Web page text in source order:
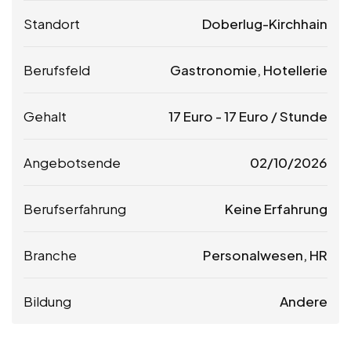
Standort Doberlug-Kirchhain
Berufsfeld Gastronomie, Hotellerie
Gehalt 17 Euro -17 Euro / Stunde
Angebotsende 02/10/2026
Berufserfahrung Keine Erfahrung
Branche Personalwesen, HR
Bildung Andere